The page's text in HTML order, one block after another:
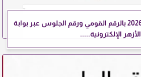
نتيجة الثانوية الأزهرية 2026 بالرقم القومي ورقم الجلوس عبر بوابة
الأزهر الإلكترونية.....